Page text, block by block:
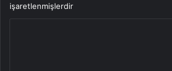
işaretlenmişlerdir